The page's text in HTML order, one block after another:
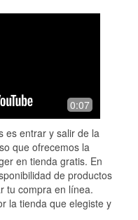
0:07
es entrar y salir de la
que ofrecemos la
en tienda gratis. En
de productos
tu compra en línea.
la tienda que elegiste y